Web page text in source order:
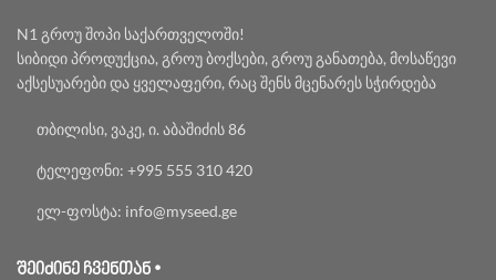
N1 გროუ შოპი საქართველოში!
სიბიდი პროდუქცია, გროუ ბოქსები, გროუ განათება, მოსაწევი
აქსესუარები და ყველაფერი, რაც შენს მცენარეს სჭირდება
თბილისი, ვაკე, ი. აბაშიძის 86
ტელეფონი: +995 555 310 420
ელ-ფოსტა: info@myseed.ge
ᲨᲔᲘᲫᲘᲜᲔ ᲩᲕᲔᲜᲗᲐᲜ •